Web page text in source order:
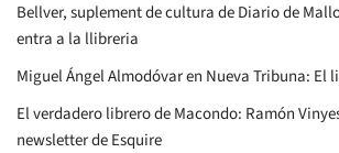
Bellver, suplement de cultura de Diario de
entra a la llibreria
Miguel Ángel Almodóvar en Nueva Tribuna: El
El verdadero librero de Macondo: Ramón
newsletter de Esquire